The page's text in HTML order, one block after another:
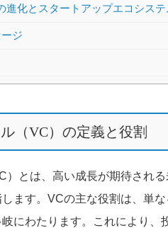
進化とスタートアップエコシス
ジ
（VC）の定義と役割
）とは、高い成長が期待され
ます。VCの主な役割は、単
にわたります。これにより